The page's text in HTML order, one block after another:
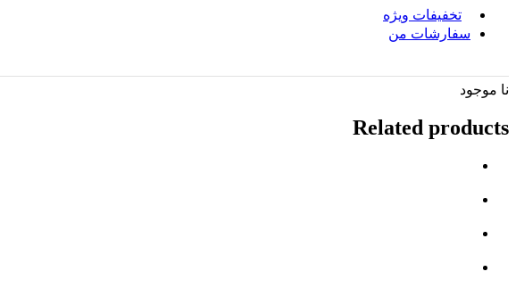
تخفیفات ویژه
سفارشات من
نا موجود
Related products